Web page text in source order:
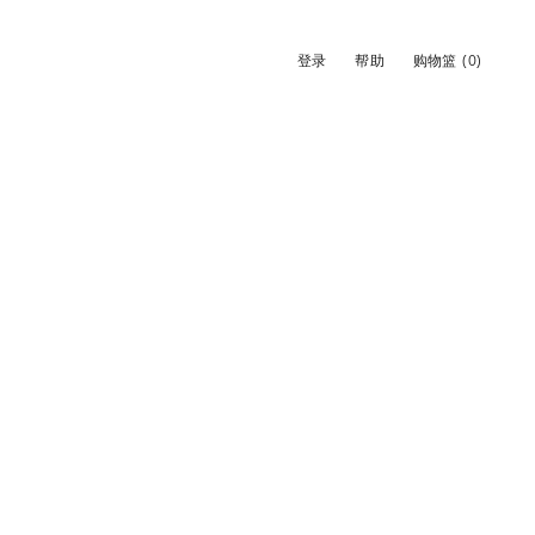
登录 帮助 购物篮 (0)